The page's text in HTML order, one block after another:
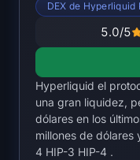
Mapa de calor de
Mapa de calor de
Datos de Mercado
DEX de Hyperliquid
5.0/5
Hyperliquid el
una gran liquidez,
dólares en los
millones de dólares
4 HIP-3 HIP-4 .